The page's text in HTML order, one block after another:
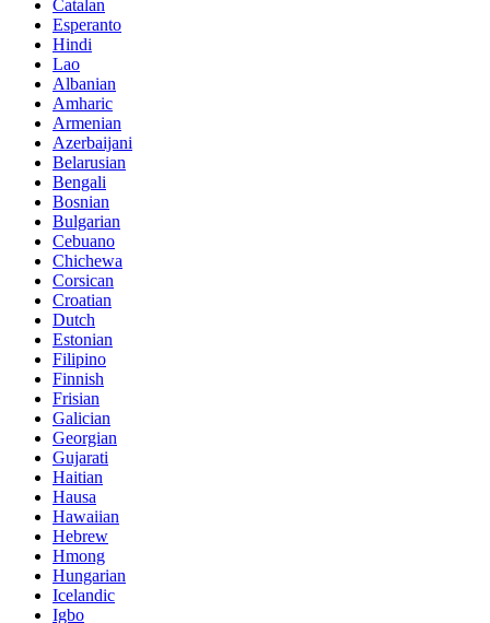
Catalan
Esperanto
Hindi
Lao
Albanian
Amharic
Armenian
Azerbaijani
Belarusian
Bengali
Bosnian
Bulgarian
Cebuano
Chichewa
Corsican
Croatian
Dutch
Estonian
Filipino
Finnish
Frisian
Galician
Georgian
Gujarati
Haitian
Hausa
Hawaiian
Hebrew
Hmong
Hungarian
Icelandic
Igbo